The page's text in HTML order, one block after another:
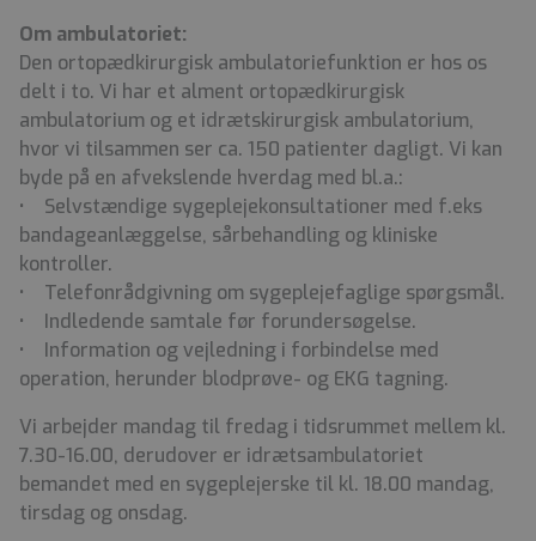
Om ambulatoriet:
Den ortopædkirurgisk ambulatoriefunktion er hos os
delt i to. Vi har et alment ortopædkirurgisk
ambulatorium og et idrætskirurgisk ambulatorium,
hvor vi tilsammen ser ca. 150 patienter dagligt. Vi kan
byde på en afvekslende hverdag med bl.a.:
• Selvstændige sygeplejekonsultationer med f.eks
bandageanlæggelse, sårbehandling og kliniske
kontroller.
• Telefonrådgivning om sygeplejefaglige spørgsmål.
• Indledende samtale før forundersøgelse.
• Information og vejledning i forbindelse med
operation, herunder blodprøve- og EKG tagning.
Vi arbejder mandag til fredag i tidsrummet mellem kl.
7.30-16.00, derudover er idrætsambulatoriet
bemandet med en sygeplejerske til kl. 18.00 mandag,
tirsdag og onsdag.